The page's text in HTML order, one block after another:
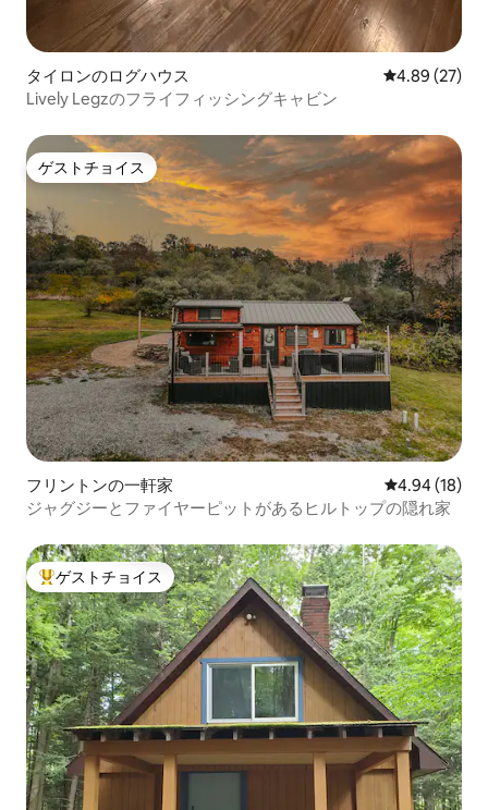
タイロンのログハウス レビュー27
4.89 (27)
Lively Legzのフライフィッシングキャビン
ゲストチョイス
ゲストチョイス
フリントンの一軒家 レビュー18
4.94 (18)
ジャグジーとファイヤーピットがあるヒルトップの隠れ家
大好評のゲストチョイスです。
ゲストチョイス